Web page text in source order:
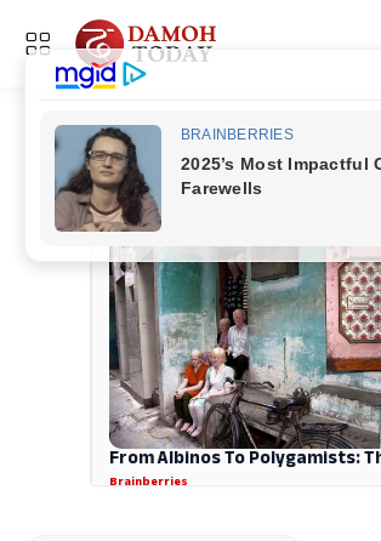
ADVERTISEMENT